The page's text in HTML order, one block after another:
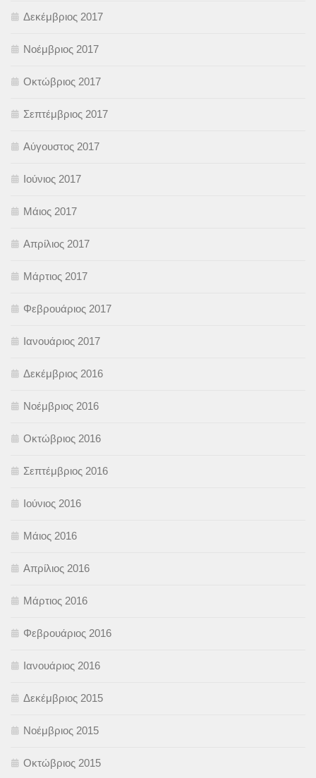
Δεκέμβριος 2017
Νοέμβριος 2017
Οκτώβριος 2017
Σεπτέμβριος 2017
Αύγουστος 2017
Ιούνιος 2017
Μάιος 2017
Απρίλιος 2017
Μάρτιος 2017
Φεβρουάριος 2017
Ιανουάριος 2017
Δεκέμβριος 2016
Νοέμβριος 2016
Οκτώβριος 2016
Σεπτέμβριος 2016
Ιούνιος 2016
Μάιος 2016
Απρίλιος 2016
Μάρτιος 2016
Φεβρουάριος 2016
Ιανουάριος 2016
Δεκέμβριος 2015
Νοέμβριος 2015
Οκτώβριος 2015